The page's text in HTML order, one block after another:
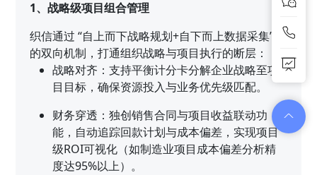
1、战略级项目组合管理
织信通过 “自上而下战略规划+自下而上数据采集”
的双向机制，打通组织战略与项目执行的断层：
战略对齐：支持平衡计分卡分解企业战略至项
目目标，确保资源投入与业务优先级匹配。
财务穿透：独创销售合同与项目收益联动功
能，自动追踪回款计划与成本偏差，实现项目
级ROI可视化（如制造业项目成本偏差分析精
度达95%以上）。